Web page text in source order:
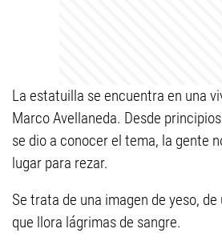
La estatuilla se encuentra en una
Marco Avellaneda. Desde
se dio a conocer el tema, la gente
lugar para rezar.
Se trata de una imagen de yeso,
que llora lágrimas de sangre.